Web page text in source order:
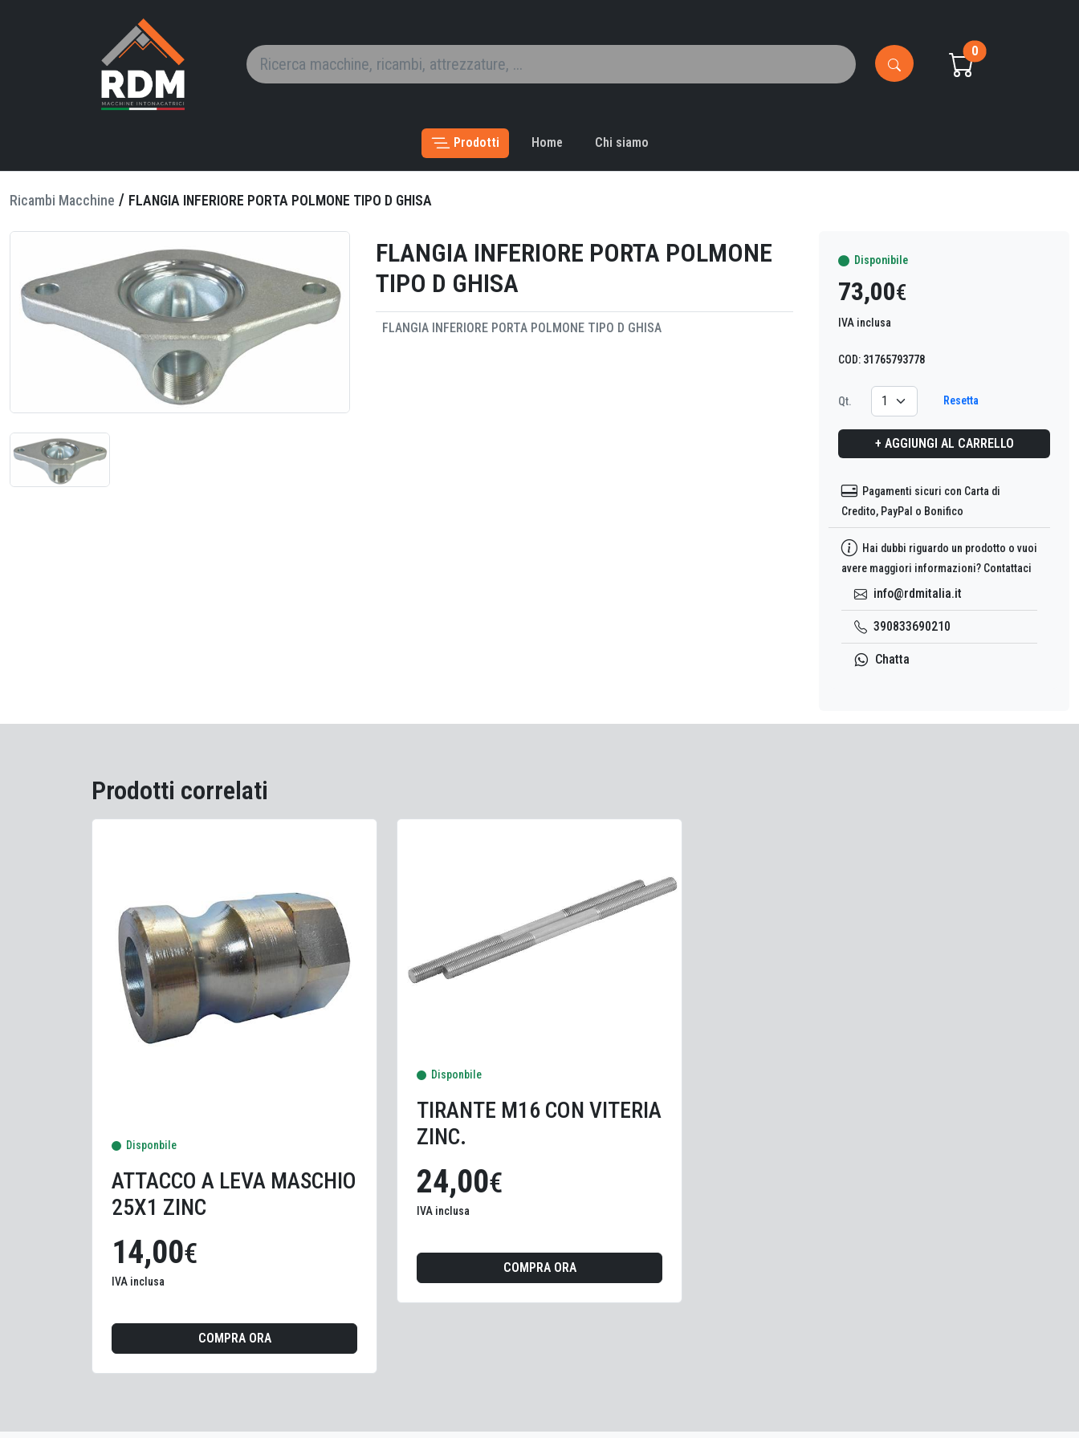
INFERIORE
TIPO
D
0
Prodotti Home Chi siamo
Ricambi Macchine / FLANGIA INFERIORE PORTA POLMONE TIPO D GHISA
FLANGIA INFERIORE PORTA POLMONE
TIPO D GHISA
FLANGIA INFERIORE PORTA POLMONE TIPO D GHISA
Disponibile
73,00€
IVA inclusa
COD: 31765793778
Qt. Resetta
+ AGGIUNGI AL CARRELLO
Pagamenti sicuri con Carta di
Credito, PayPal o Bonifico
Hai dubbi riguardo un prodotto o vuoi
avere maggiori informazioni? Contattaci
info@rdmitalia.it
390833690210
Chatta
Prodotti correlati
Disponbile
ATTACCO A LEVA MASCHIO
25X1 ZINC
14,00€
IVA inclusa
COMPRA ORA
Disponbile
TIRANTE M16 CON VITERIA
ZINC.
24,00€
IVA inclusa
COMPRA ORA